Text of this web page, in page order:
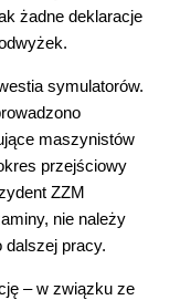
żadne deklaracje
symulatorów.
maszynistów
przejściowy
ZZM
nie należy
dalszej pracy.
– w związku ze